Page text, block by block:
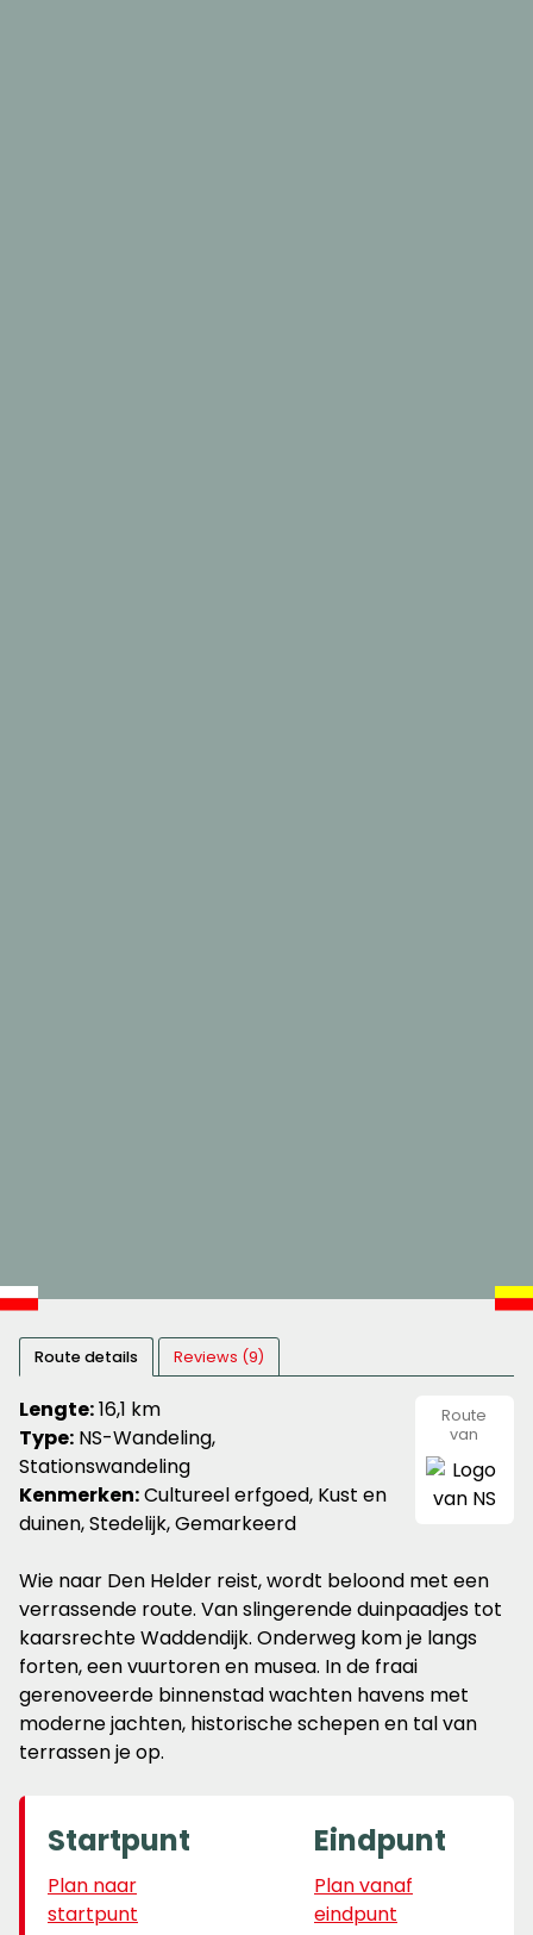
Route details Reviews (9)
Lengte:16,1 km
Type: NS-Wandeling,
Stationswandeling
Kenmerken:Cultureel erfgoed, Kust en
duinen, Stedelijk, Gemarkeerd
Route
van
Wie naar Den Helder reist, wordt beloond met een
verrassende route. Van slingerende duinpaadjes tot
kaarsrechte Waddendijk. Onderweg kom je langs
forten, een vuurtoren en musea. In de fraai
gerenoveerde binnenstad wachten havens met
moderne jachten, historische schepen en tal van
terrassen je op.
Startpunt
Plan naar
startpunt
Eindpunt
Plan vanaf
eindpunt